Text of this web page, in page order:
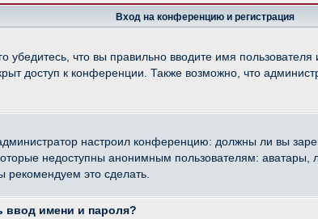
Вход на конференцию и регистрация
убедитесь, что вы правильно вводите имя
доступ к конференции. Также возможно, что
настроил конференцию: должны ли вы
недоступны анонимным пользователям: аватары,
рекомендуем это сделать.
ввод имени и пароля?